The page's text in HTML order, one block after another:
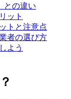
との違い
ット
トと注意点
者の選び方
よう